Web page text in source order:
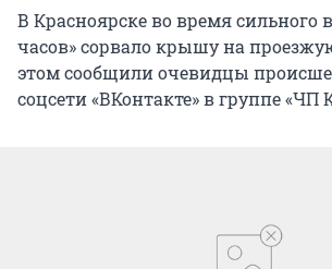
В Красноярске во время сильного
часов» сорвало крышу на
этом сообщили очевидцы
соцсети «ВКонтакте» в группе «ЧП